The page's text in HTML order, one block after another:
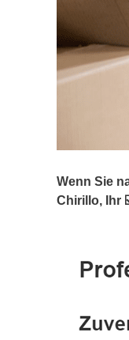
Wenn Sie
Chirillo, Ihr